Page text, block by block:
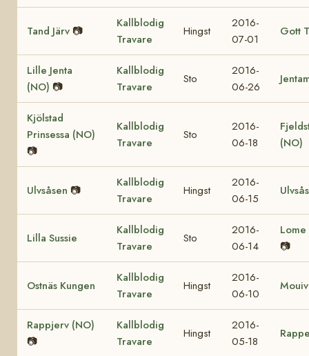
Tand Järv 📷
Kallblodig
Travare
Hingst
2016-
07-01
Gott
Lille Jenta
(NO) 📷
Kallblodig
Travare
Sto
2016-
06-26
Kjölstad
Prinsessa (NO)
📷
Kallblodig
Travare
Sto
2016-
06-18
(NO)
Ulvsåsen 📷
Kallblodig
Travare
Hingst
2016-
06-15
Lilla Sussie
Kallblodig
Travare
Sto
2016-
06-14
📷
Ostnäs Kungen
Kallblodig
Travare
Hingst
2016-
06-10
Rappjerv (NO)
📷
Kallblodig
Travare
Hingst
2016-
05-18